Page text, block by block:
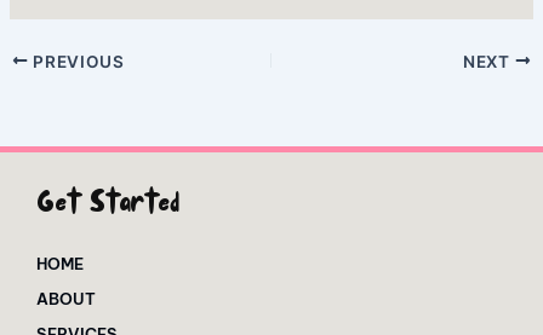
PREVIOUS NEXT
Get Started
HOME
ABOUT